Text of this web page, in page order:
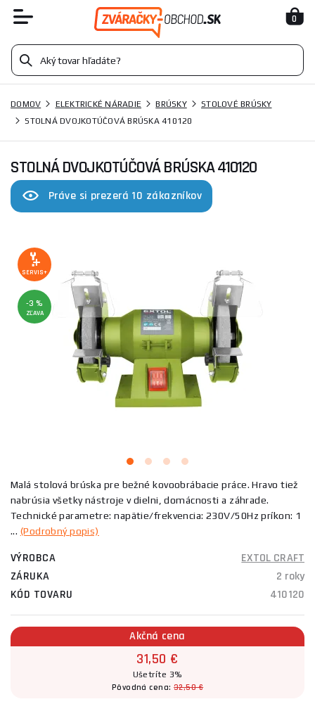
0
DOMOV ELEKTRICKÉ NÁRADIE BRÚSKY
STOLOVÉ BRÚSKY
STOLNÁ DVOJKOTÚČOVÁ BRÚSKA 410120
STOLNÁ DVOJKOTÚČOVÁ BRÚSKA 410120
Práve si prezerá 10 zákazníkov
SERVIS+
-3 %
ZĽAVA
Malá stolová brúska pre bežné kovoobrábacie práce. Hravo tiež
nabrúsia všetky nástroje v dielni, domácnosti a záhrade.
Technické parametre: napätie/frekvencia: 230V/50Hz príkon: 1
... (Podrobný popis)
VÝROBCA
EXTOL CRAFT
ZÁRUKA
2 roky
KÓD TOVARU
410120
Akčná cena
31,50 €
Ušetríte 3%
Pôvodná cena:32,50 €